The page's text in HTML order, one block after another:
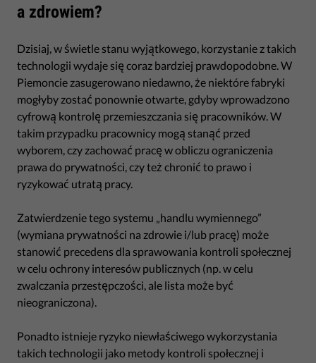
a zdrowiem?
Dzisiaj, w świetle stanu wyjątkowego, korzystanie z takich
technologii wydaje się coraz bardziej prawdopodobne. W
Piemoncie zasugerowano niedawno, że niektóre fabryki
mogłyby zostać ponownie otwarte, gdyby wprowadzono
cyfrową kontrolę przemieszczania się pracowników. W
takim przypadku pracownicy mogą stanąć przed
wyborem, czy zachować pracę w obliczu ograniczenia
prawa do prywatności, czy też chronić to prawo i
ryzykować utratą pracy.
Zatwierdzenie tego systemu „handlu wymiennego”
(wymiana prywatności na zdrowie i/lub pracę) może
stanowić precedens dla sprawowania kontroli społecznej
w celu ochrony interesów publicznych (np. w celu
zwalczania przestępczości, ale lista może być
nieograniczona).
Ponadto istnieje ryzyko niewłaściwego wykorzystania
takich technologii jako metody kontroli społecznej i